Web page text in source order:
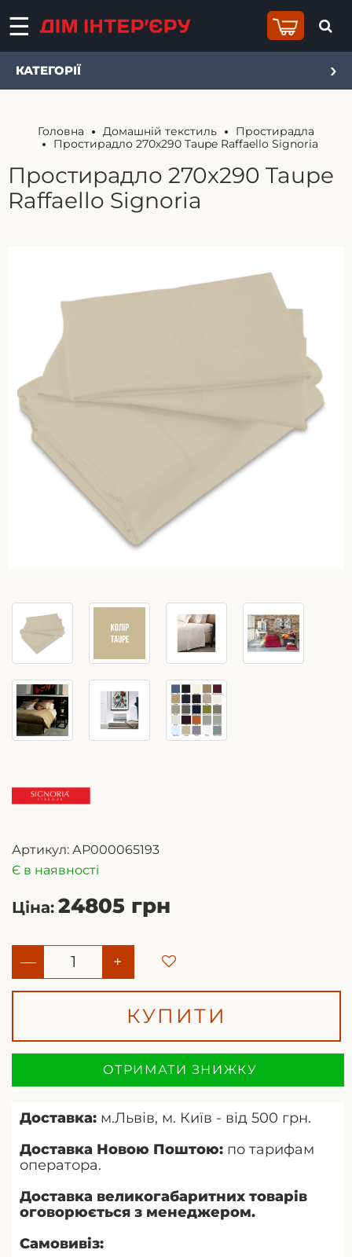
КАТЕГОРІЇ
Головна Домашній текстиль
Простирадла
Простирадло 270х290 Taupe Raffaello Signoria
Простирадло 270х290 Taupe
Raffaello Signoria
Артикул: АР000065193
Є в наявності
Ціна: 24805 грн
— +
КУПИТИ
ОТРИМАТИ ЗНИЖКУ
Доставка: м.Львів, м. Київ - від 500 грн.
Доставка Новою Поштою: по тарифам
оператора.
Доставка великогабаритних товарів
оговорюється з менеджером.
Самовивіз: